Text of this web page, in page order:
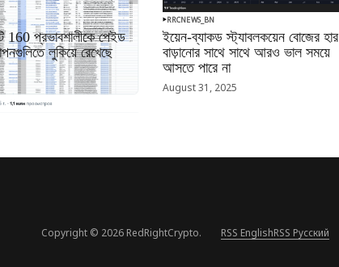
160 প্রভাবশালীকে পেইড
লুকিয়ে রেখেছে
2025
RRCNEWS_BN
ইয়েন-ব্যাকড স্ট্যাবলকয়েন বোজের হার
বাড়ানোর সাথে সাথে আরও ভাল সময়ে
আসতে পারে না
August 31, 2025
Copyright © 2026 RedRightCrypto. RSS EnglishRSS Русский